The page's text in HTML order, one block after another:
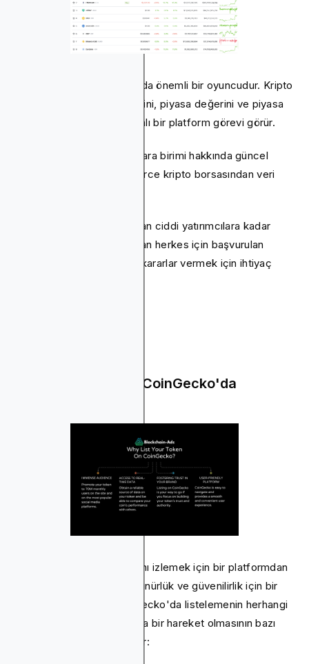
CoinGecko, kripto pazarında önemli bir oyuncudur. Kripto
para fiyatlarını, işlem hacmini, piyasa değerini ve piyasa
duyarlılığını izleyen kapsamlı bir platform görevi görür.
Platform, binlerce kripto para birimi hakkında güncel
bilgiler sağlamak için yüzlerce kripto borsasından veri
Dahası, sıradan tüccarlardan ciddi yatırımcılara kadar
kripto endüstrisinde yer alan herkes için başvurulan
kaynaktır ve onlara bilinçli kararlar vermek için ihtiyaç
Jetonunuzu Neden CoinGecko'da
CoinGecko, kripto fiyatlarını izlemek için bir platformdan
daha fazlasıdır - artan görünürlük ve güvenilirlik için bir
kapıdır. Jetonunuzu CoinGecko'da listelemenin herhangi
bir kripto projesi için akıllıca bir hareket olmasının bazı
zorlayıcı nedenleri şunlardır: